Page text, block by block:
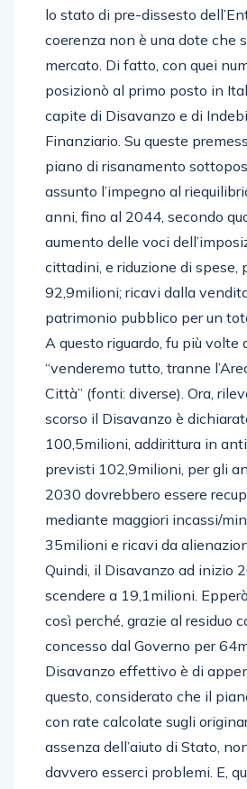
lo stato di pre-dissesto
coerenza non è una dote che
mercato. Di fatto, con quei
posizionò al primo posto in
capite di Disavanzo e di
Finanziario. Su queste
piano di risanamento
assunto l’impegno al
anni, fino al 2044, secondo
aumento delle voci
cittadini, e riduzione di spese,
92,9milioni; ricavi dalla
patrimonio pubblico per un
A questo riguardo, fu più volte
“venderemo tutto, tranne
Città” (fonti: diverse). Ora,
scorso il Disavanzo è
100,5milioni, addirittura in
previsti 102,9milioni, per gli
2030 dovrebbero essere
mediante maggiori incassi/
35milioni e ricavi da
Quindi, il Disavanzo ad inizio
scendere a 19,1milioni.
così perché, grazie al residuo
concesso dal Governo per
Disavanzo effettivo è di
questo, considerato che il
con rate calcolate sugli
assenza dell’aiuto di Stato,
davvero esserci problemi. E,